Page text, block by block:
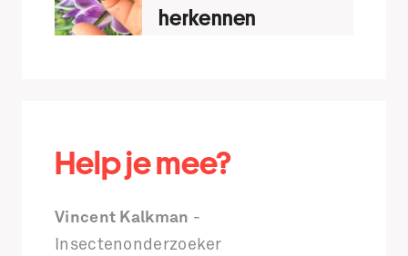
herkennen
Help je mee?
Vincent Kalkman -
Insectenonderzoeker